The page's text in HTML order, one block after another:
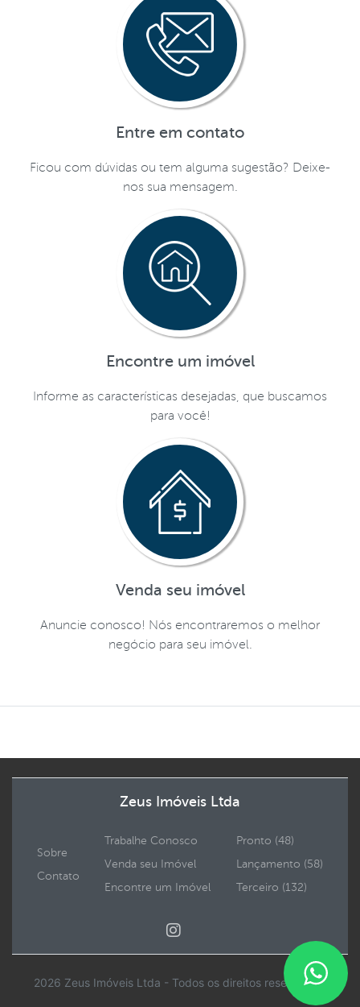
Entre em contato
Ficou com dúvidas ou tem alguma sugestão? Deixe-
nos sua mensagem.
Encontre um imóvel
Informe as características desejadas, que buscamos
para você!
Venda seu imóvel
Anuncie conosco! Nós encontraremos o melhor
negócio para seu imóvel.
Zeus Imóveis Ltda
Sobre
Contato
Trabalhe Conosco
Venda seu Imóvel
Encontre um Imóvel
Pronto (48)
Lançamento (58)
Terceiro (132)
2026 Zeus Imóveis Ltda - Todos os direitos reservados.